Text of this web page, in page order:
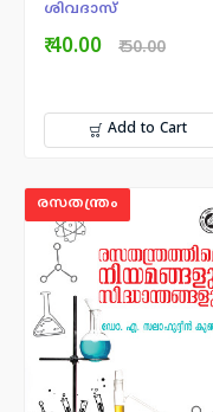
ശിവദാസ്
₹ 40.00 ₹ 50.00
Add to Cart
രസതന്ത്രം